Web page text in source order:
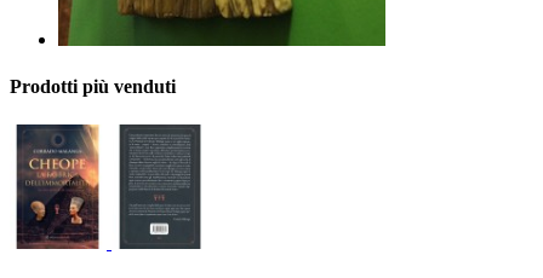
Prodotti più venduti